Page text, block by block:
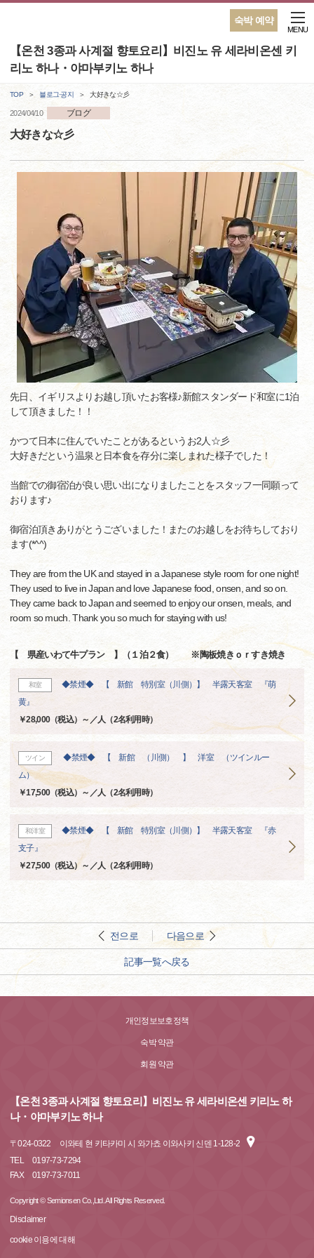
숙박 예약
【온천 3종과 사계절 향토요리】비진노 유 세라비온센 키
리노 하나・야마부키노 하나
MENU
TOP 블로그·공지 大好きな☆彡
2024/04/10 ブログ
大好きな☆彡
先日、イギリスよりお越し頂いたお客様♪新館スタンダード和室に1泊
して頂きました！！
かつて日本に住んでいたことがあるというお2人☆彡
大好きだという温泉と日本食を存分に楽しまれた様子でした！
当館での御宿泊が良い思い出になりましたことをスタッフ一同願って
おります♪
御宿泊頂きありがとうございました！またのお越しをお待ちしており
ます(*^^)
They are from the UK and stayed in a Japanese style room for one night!
They used to live in Japan and love Japanese food, onsen, and so on.
They came back to Japan and seemed to enjoy our onsen, meals, and
room so much. Thank you so much for staying with us!
【 県産いわて牛プラン 】（１泊２食） ※陶板焼きｏｒすき焼き
和室
◆禁煙◆ 【 新館 特別室（川側）】 半露天客室 『萌
黄』
￥28,000（税込）～／人（2名利用時）
ツイン
◆禁煙◆ 【 新館 （川側） 】 洋室 （ツインルー
ム）
￥17,500（税込）～／人（2名利用時）
和洋室
◆禁煙◆ 【 新館 特別室（川側）】 半露天客室 『赤
支子』
￥27,500（税込）～／人（2名利用時）
전으로 다음으로
記事一覧へ戻る
개인정보보호정책
숙박 약관
회원 약관
【온천 3종과 사계절 향토요리】비진노 유 세라비온센 키리노 하
나・야마부키노 하나
〒024-0322
이와테 현 키타카미 시 와가쵸 이와사키 신덴 1-128-2
TEL
0197-73-7294
FAX
0197-73-7011
Copyright © Semionsen Co.,Ltd. All Rights Reserved.
Disclaimer
cookie 이용에 대해